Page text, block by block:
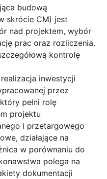
budową
skrócie CM) jest
nad projektem, wybór
prac oraz rozliczenia.
kontrolę
inwestycji
przez
pełni rolę
projektu
i przetargowego
działające na
w porównaniu do
polega na
dokumentacji